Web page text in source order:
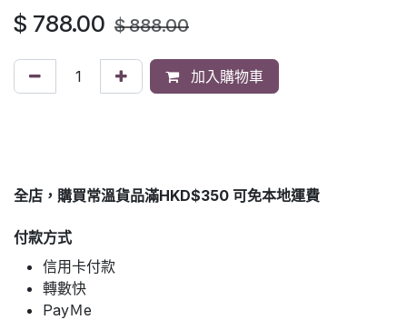
$ 788.00 $888.00
加入購物車
全店，購買常溫貨品滿HKD$350 可免本地運費
付款方式
信用卡付款
轉數快
PayＭe